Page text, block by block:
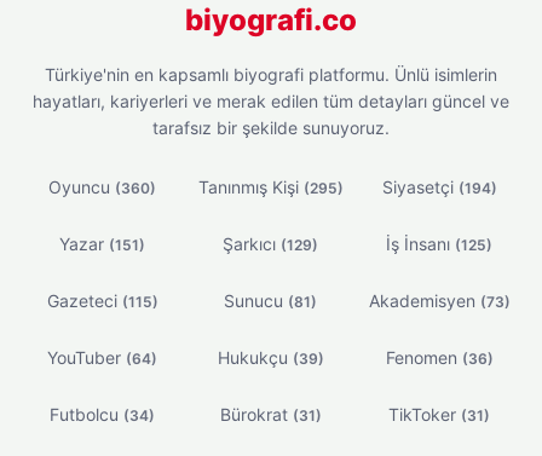
biyografi.co
Türkiye'nin en kapsamlı biyografi platformu. Ünlü isimlerin
hayatları, kariyerleri ve merak edilen tüm detayları güncel ve
tarafsız bir şekilde sunuyoruz.
Oyuncu (360) Tanınmış Kişi (295) Siyasetçi (194)
Yazar (151) Şarkıcı (129) İş İnsanı (125)
Gazeteci (115) Sunucu (81) Akademisyen (73)
YouTuber (64) Hukukçu (39) Fenomen (36)
Futbolcu (34) Bürokrat (31) TikToker (31)